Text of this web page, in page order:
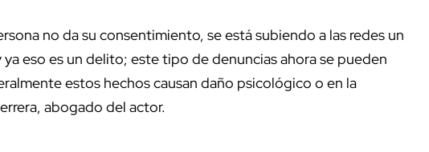
no da su consentimiento, se está subiendo a las redes un
eso es un delito; este tipo de denuncias ahora se pueden
estos hechos causan daño psicológico o en la
abogado del actor.